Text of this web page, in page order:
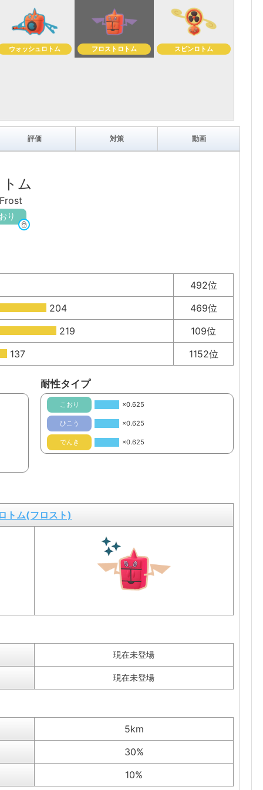
ウォッシュロトム フロストロトム スピンロトム
評価 対策 動画
ム
り
492位
204
469位
219
109位
137
1152位
耐性タイプ
こおり ×0.625
ひこう ×0.625
でんき ×0.625
トム(フロスト)
現在未登場
現在未登場
5km
30%
10%